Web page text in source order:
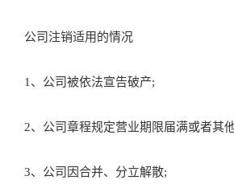
公司注销适用的情况
1、公司被依法宣告破产;
2、公司章程规定营业期限届满或者其
3、公司因合并、分立解散;